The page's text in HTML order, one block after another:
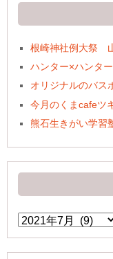
根崎神社例大祭
ハンター×ハンタ
オリジナルのバス
今月のくまcafeツ
熊石生きがい学習
ア
ー
イ